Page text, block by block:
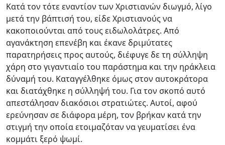
Κατά τον τότε εναντίον των Χριστιανών διωγμό, λίγο
μετά την βάπτισή του, είδε Χριστιανούς να
κακοποιούνται από τους ειδωλολάτρες. Από
αγανάκτηση επενέβη και έκανε δριμύτατες
παρατηρήσεις προς αυτούς, διέφυγε δε τη σύλληψη
χάρη στο γιγαντιαίο του παράστημα και την ηράκλεια
δύναμή του. Καταγγέλθηκε όμως στον αυτοκράτορα
και διατάχθηκε η σύλληψή του. Για τον σκοπό αυτό
απεστάλησαν διακόσιοι στρατιώτες. Αυτοί, αφού
ερεύνησαν σε διάφορα μέρη, τον βρήκαν κατά την
στιγμή την οποία ετοιμαζόταν να γευματίσει ένα
κομμάτι ξερό ψωμί.